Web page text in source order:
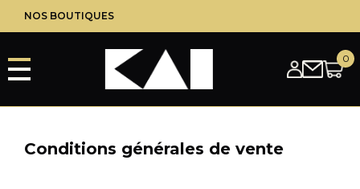
principal
NOS BOUTIQUES
Conditions générales de vente